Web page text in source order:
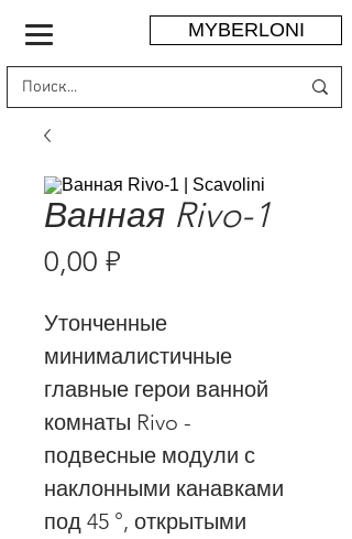
MYBERLONI
Ванная Rivo-1
0,00 ₽
Утонченные
минималистичные
главные герои ванной
комнаты Rivo -
подвесные модули с
наклонными канавками
под 45 °, открытыми